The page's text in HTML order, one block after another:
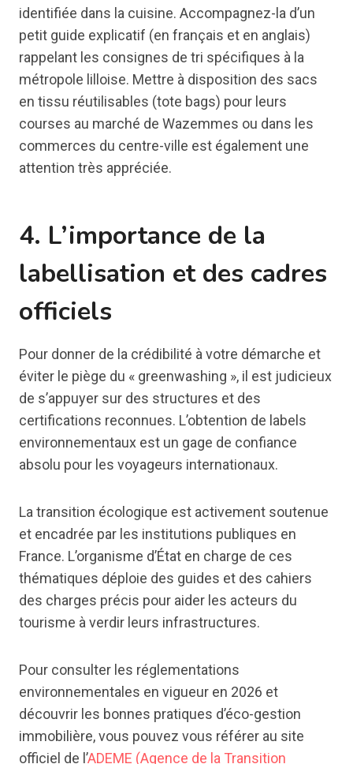
identifiée dans la cuisine. Accompagnez-la d’un
petit guide explicatif (en français et en anglais)
rappelant les consignes de tri spécifiques à la
métropole lilloise. Mettre à disposition des sacs
en tissu réutilisables (tote bags) pour leurs
courses au marché de Wazemmes ou dans les
commerces du centre-ville est également une
attention très appréciée.
4. L’importance de la
labellisation et des cadres
officiels
Pour donner de la crédibilité à votre démarche et
éviter le piège du « greenwashing », il est judicieux
de s’appuyer sur des structures et des
certifications reconnues. L’obtention de labels
environnementaux est un gage de confiance
absolu pour les voyageurs internationaux.
La transition écologique est activement soutenue
et encadrée par les institutions publiques en
France. L’organisme d’État en charge de ces
thématiques déploie des guides et des cahiers
des charges précis pour aider les acteurs du
tourisme à verdir leurs infrastructures.
Pour consulter les réglementations
environnementales en vigueur en 2026 et
découvrir les bonnes pratiques d’éco-gestion
immobilière, vous pouvez vous référer au site
officiel de l’ADEME (Agence de la Transition